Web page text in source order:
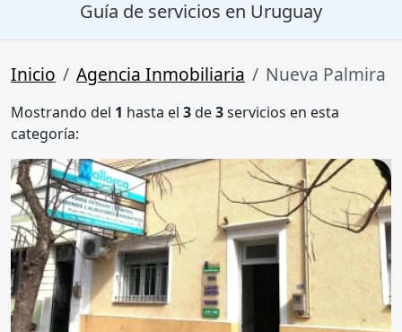
Guía de servicios en Uruguay
Inicio Agencia Inmobiliaria Nueva Palmira
Mostrando del 1 hasta el 3de3servicios en esta
categoría: